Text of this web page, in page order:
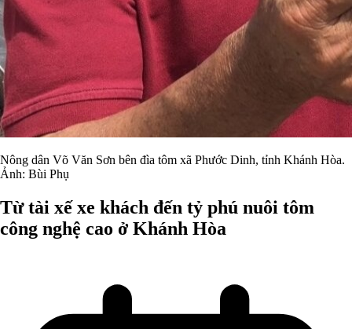
Nông dân Võ Văn Sơn bên đìa tôm xã Phước Dinh, tỉnh Khánh Hòa.
Ảnh: Bùi Phụ
Từ tài xế xe khách đến tỷ phú nuôi tôm
công nghệ cao ở Khánh Hòa